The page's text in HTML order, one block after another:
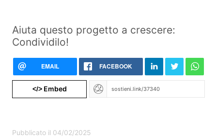
Aiuta questo progetto a crescere:
Condividilo!
EMAIL FACEBOOK
</>Embed
Pubblicato il 04/02/2025